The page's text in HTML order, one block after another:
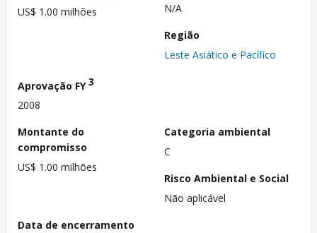
US$ 1.00 milhões
N/A
Região
Leste Asiático e Pacífico
Aprovação FY3
2008
Montante do
compromisso
US$ 1.00 milhões
Categoria ambiental
C
Risco Ambiental e Social
Não aplicável
Data de encerramento